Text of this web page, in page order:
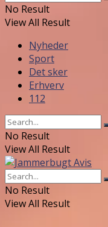
No Result
View All Result
Nyheder
Sport
Det sker
Erhverv
112
No Result
View All Result
No Result
View All Result